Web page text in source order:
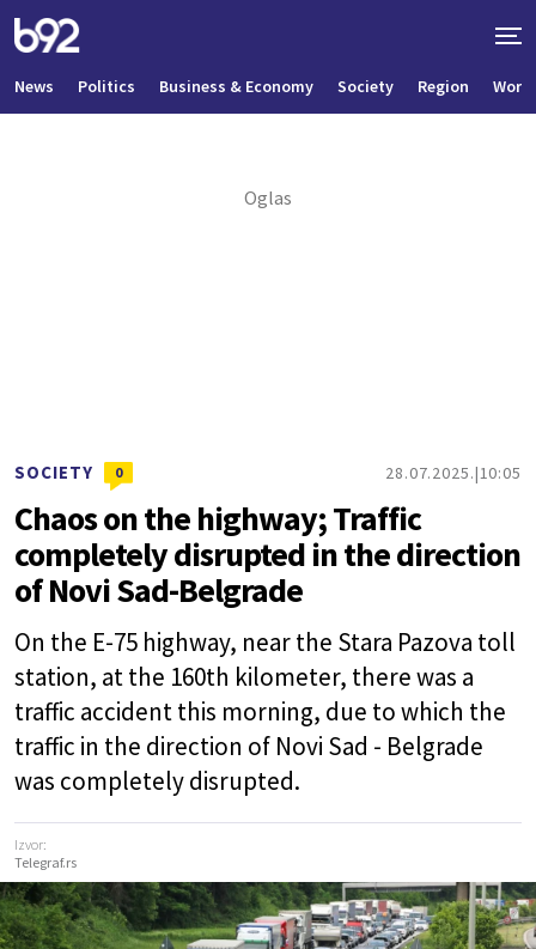
News Politics Business & Economy Society Region World
SOCIETY 0 28.07.2025. 10:05
Chaos on the highway; Traffic
completely disrupted in the direction
of Novi Sad-Belgrade
On the E-75 highway, near the Stara Pazova toll
station, at the 160th kilometer, there was a
traffic accident this morning, due to which the
traffic in the direction of Novi Sad - Belgrade
was completely disrupted.
Izvor:
Telegraf.rs